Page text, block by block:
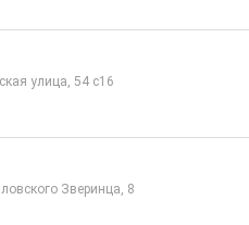
улица, 54 с16
Зверинца, 8